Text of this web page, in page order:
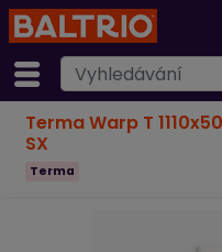
Terma Warp T
SX
Terma